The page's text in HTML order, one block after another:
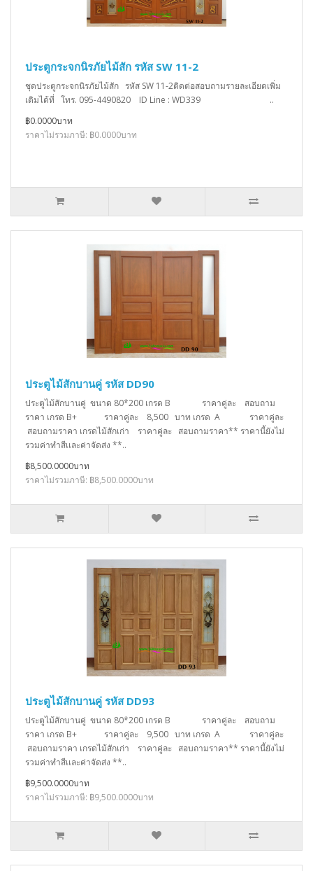
ประตูกระจกนิรภัยไม้สัก รหัส SW 11-2
ชุดประตูกระจกนิรภัยไม้สัก รหัส SW 11-2ติดต่อสอบถามรายละเอียดเพิ่ม
เติมได้ที่ โทร. 095-4490820 ID Line : WD339 ..
฿0.0000บาท
ราคาไม่รวมภาษี: ฿0.0000บาท
ประตูไม้สักบานคู่ รหัส DD90
ประตูไม้สักบานคู่ ขนาด 80*200 เกรด B ราคาคู่ละ สอบถาม
ราคา เกรด B+ ราคาคู่ละ 8,500 บาท เกรด A ราคาคู่ละ
สอบถามราคา เกรดไม้สักเก่า ราคาคู่ละ สอบถามราคา** ราคานี้ยังไม่
รวมค่าทำสีเเละค่าจัดส่ง **..
฿8,500.0000บาท
ราคาไม่รวมภาษี: ฿8,500.0000บาท
ประตูไม้สักบานคู่ รหัส DD93
ประตูไม้สักบานคู่ ขนาด 80*200 เกรด B ราคาคู่ละ สอบถาม
ราคา เกรด B+ ราคาคู่ละ 9,500 บาท เกรด A ราคาคู่ละ
สอบถามราคา เกรดไม้สักเก่า ราคาคู่ละ สอบถามราคา** ราคานี้ยังไม่
รวมค่าทำสีเเละค่าจัดส่ง **..
฿9,500.0000บาท
ราคาไม่รวมภาษี: ฿9,500.0000บาท